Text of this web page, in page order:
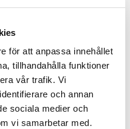
för att anpassa innehållet
tillhandahålla funktioner
vår trafik. Vi
och annan
sociala medier och
vi samarbetar med.
 I Lager